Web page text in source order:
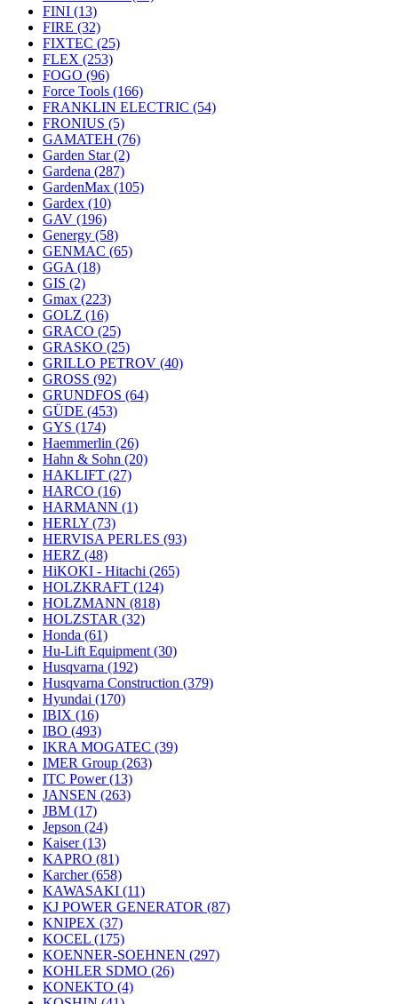
FINI (13)
FIRE (32)
FIXTEC (25)
FLEX (253)
FOGO (96)
Force Tools (166)
FRANKLIN ELECTRIC (54)
FRONIUS (5)
GAMATEH (76)
Garden Star(2)
Gardena (287)
GardenMax (105)
Gardex (10)
GAV (196)
Genergy (58)
GENMAC (65)
GGA (18)
GIS (2)
Gmax (223)
GOLZ (16)
GRACO (25)
GRASKO (25)
GRILLO PETROV (40)
GROSS (92)
GRUNDFOS (64)
GÜDE (453)
GYS (174)
Haemmerlin (26)
Hahn & Sohn (20)
HAKLIFT (27)
HARCO (16)
HARMANN (1)
HERLY (73)
HERVISA PERLES (93)
HERZ (48)
HiKOKI - Hitachi (265)
HOLZKRAFT (124)
HOLZMANN (818)
HOLZSTAR (32)
Honda (61)
Hu-Lift Equipment (30)
Husqvarna (192)
Husqvarna Construction (379)
Hyundai (170)
IBIX (16)
IBO (493)
IKRA MOGATEC (39)
IMER Group (263)
ITC Power(13)
JANSEN (263)
JBM (17)
Jepson (24)
Kaiser(13)
KAPRO (81)
Karcher(658)
KAWASAKI (11)
KJ POWER GENERATOR (87)
KNIPEX (37)
KOCEL (175)
KOENNER-SOEHNEN (297)
KOHLER SDMO (26)
KONEKTO (4)